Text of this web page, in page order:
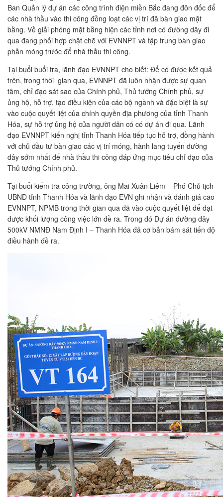
Ban Quản lý dự án các công trình điện miền Bắc đang đôn đốc để
các nhà thầu vào thi công đồng loạt các vị trí đã bàn giao mặt
bằng. Về giải phóng mặt bằng hiện các tỉnh nơi có đường dây đi
qua đang phối hợp chặt chẽ với EVNNPT và tập trung bàn giao
phần móng trước để nhà thầu thi công.
Tại buổi buổi tra, lãnh đạo EVNNPT cho biết: Để có được kết quả
trên, trong thời gian qua, EVNNPT đã luôn nhận được sự quan
tâm, chỉ đạo sát sao của Chính phủ, Thủ tướng Chính phủ, sự
ủng hộ, hỗ trợ, tạo điều kiện của các bộ ngành và đặc biệt là sự
vào cuộc quyết liệt của chính quyền địa phương của tỉnh Thanh
Hóa, sự hỗ trợ ủng hộ của người dân có có dự án đi qua. Lãnh
đạo EVNNPT kiến nghị tỉnh Thanh Hóa tiếp tục hỗ trợ, đồng hành
với chủ đầu tư bàn giao các vị trí móng, hành lang tuyến đường
dây sớm nhất để nhà thầu thi công đáp ứng mục tiêu chỉ đạo của
Thủ tướng Chính phủ.
Tại buổi kiểm tra công trường, ông Mai Xuân Liêm – Phó Chủ tịch
UBND tỉnh Thanh Hóa và lãnh đạo EVN ghi nhận và đánh giá cao
EVNNPT, NPMB trong thời gian qua đã vào cuộc quyết liệt để đạt
được khối lượng công việc lớn đề ra. Trong đó Dự án đường dây
500kV NMNĐ Nam Định I – Thanh Hóa đã cơ bản bám sát tiến độ
điều hành đề ra.